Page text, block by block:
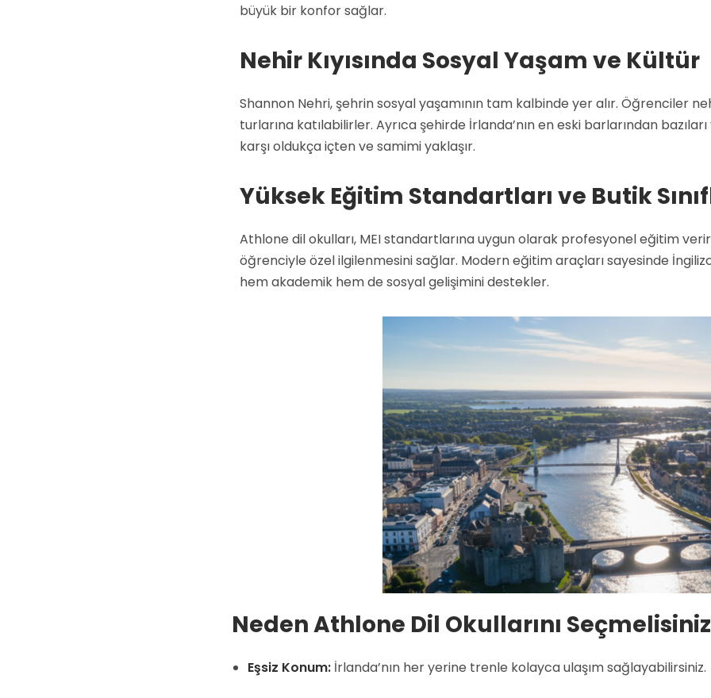
büyük bir konfor sağlar.
Nehir Kıyısında Sosyal Yaşam ve Kültür
Shannon Nehri, şehrin sosyal yaşamının tam kalbinde yer alır. Öğrenciler
turlarına katılabilirler. Ayrıca şehirde İrlanda’nın en eski barlarından
karşı oldukça içten ve samimi yaklaşır.
Yüksek Eğitim Standartları ve Butik
Athlone dil okulları, MEI standartlarına uygun olarak profesyonel eğitim
öğrenciyle özel ilgilenmesini sağlar. Modern eğitim araçları sayesinde
hem akademik hem de sosyal gelişimini destekler.
Neden Athlone Dil Okullarını
Eşsiz Konum: İrlanda’nın her yerine trenle kolayca ulaşım sağlayabilirsiniz.